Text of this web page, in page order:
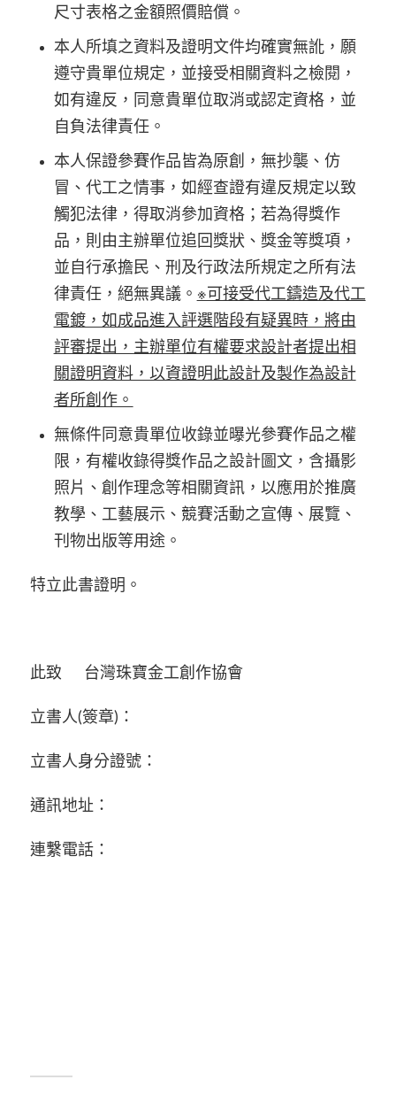
尺寸表格之金額照價賠償。
本人所填之資料及證明文件均確實無訛，願
遵守貴單位規定，並接受相關資料之檢閱，
如有違反，同意貴單位取消或認定資格，並
自負法律責任。
本人保證參賽作品皆為原創，無抄襲、仿
冒、代工之情事，如經查證有違反規定以致
觸犯法律，得取消參加資格；若為得獎作
品，則由主辦單位追回獎狀、獎金等獎項，
並自行承擔民、刑及行政法所規定之所有法
律責任，絕無異議。 ※可接受代工鑄造及代工
電鍍，如成品進入評選階段有疑異時，將由
評審提出，主辦單位有權要求設計者提出相
關證明資料，以資證明此設計及製作為設計
者所創作。
無條件同意貴單位收錄並曝光參賽作品之權
限，有權收錄得獎作品之設計圖文，含攝影
照片、創作理念等相關資訊，以應用於推廣
教學、工藝展示、競賽活動之宣傳、展覽、
刊物出版等用途。
特立此書證明。
此致 台灣珠寶金工創作協會
立書人(簽章)：
立書人身分證號：
通訊地址：
連繫電話：